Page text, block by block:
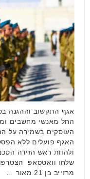
אגף התקשוב וההגנה
החל מאנשי מחשבים
העוסקים בשמירה על
האגף פועלים ללא
ולהוות ראש הזירה
שלחו וואטסאפ הצטרפו
מרזייב בן 21 מאור …